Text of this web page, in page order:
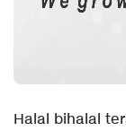
Halal bihalal